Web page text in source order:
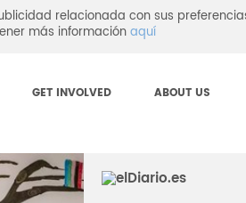
relacionada con sus
más informaciónaquí
GET INVOLVED ABOUT US